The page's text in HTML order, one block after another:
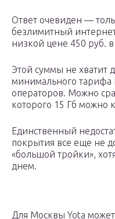
Ответ очевиден —
безлимитный
низкой цене 450 руб. в
Этой суммы не хватит
минимального тарифа
операторов. Можно
которого 15 Гб можно
Единственный
покрытия все еще не
«большой тройки»,
днем.
Для Москвы Yota